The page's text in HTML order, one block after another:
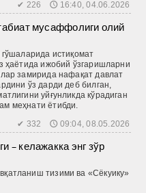
✔ 226 🕔 16:40, 04.06.2026
мусаффолиги олий
гўшаларида истиқомат
ҳаётида ижобий ўзгаришларни
замирида нафақат давлат
ўз дарди деб билган,
уйғунликда кўрадиган
меҳнати ётибди.
✔ 332 🕔 09:04, 08.05.2026
– келажакка энг зўр
тизими ва «Сёкуику»